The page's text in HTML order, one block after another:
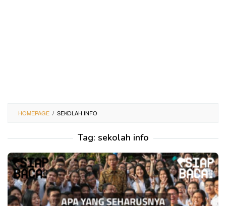
HOMEPAGE / SEKOLAH INFO
Tag: sekolah info